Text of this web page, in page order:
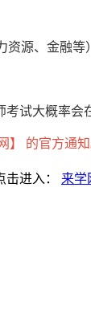
源、金融等
试大概率会
】 的官方通知
击进入： 来学